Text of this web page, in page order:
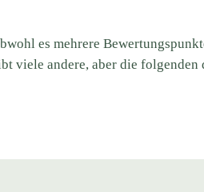
es mehrere
viele andere, aber die folgenden